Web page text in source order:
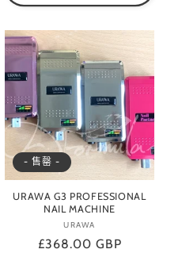
- 售罄 -
URAWA G3 PROFESSIONAL
NAIL MACHINE
廠
商：
URAWA
定
£368.00 GBP